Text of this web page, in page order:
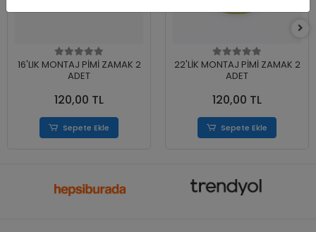
16'LIK MONTAJ PİMİ ZAMAK 2
ADET
120,00 TL
Sepete Ekle
22'LİK MONTAJ PİMİ ZAMAK 2
ADET
120,00 TL
Sepete Ekle